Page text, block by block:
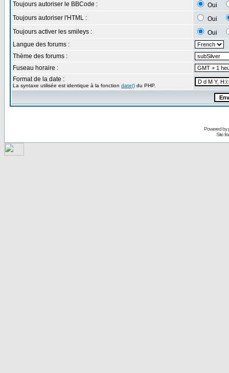
Toujours autoriser le BBCode :
Oui
Toujours autoriser l'HTML :
Oui
Toujours activer les smileys :
Oui
Langue des forums :
Thème des forums :
Fuseau horaire :
Format de la date :
La syntaxe utilisée est identique à la fonction date() du PHP.
Powered by
Site